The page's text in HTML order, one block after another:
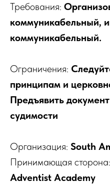
Требования:
коммуникабельный,
коммуникабельный.
Ограничения:
принципам и
Предъявить
судимости
Организация: South
Принимающая сторона:
Adventist Academy